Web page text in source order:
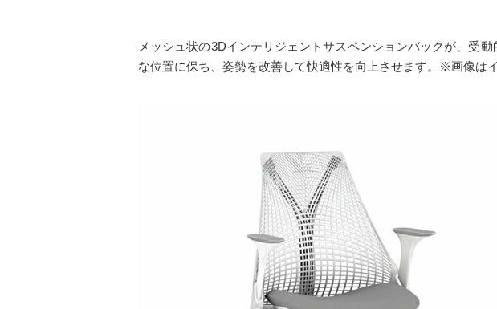
メッシュ状の3Dインテリジェントサスペンションバックが、受
な位置に保ち、姿勢を改善して快適性を向上させます。※画像はイ